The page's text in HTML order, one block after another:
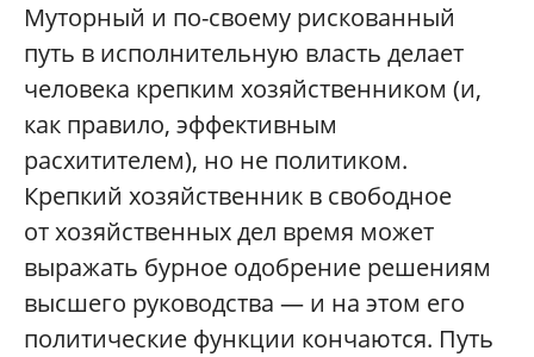
Муторный и по-своему рискованный
путь в исполнительную власть делает
человека крепким хозяйственником (и,
как правило, эффективным
расхитителем), но не политиком.
Крепкий хозяйственник в свободное
от хозяйственных дел время может
выражать бурное одобрение решениям
высшего руководства — и на этом его
политические функции кончаются. Путь